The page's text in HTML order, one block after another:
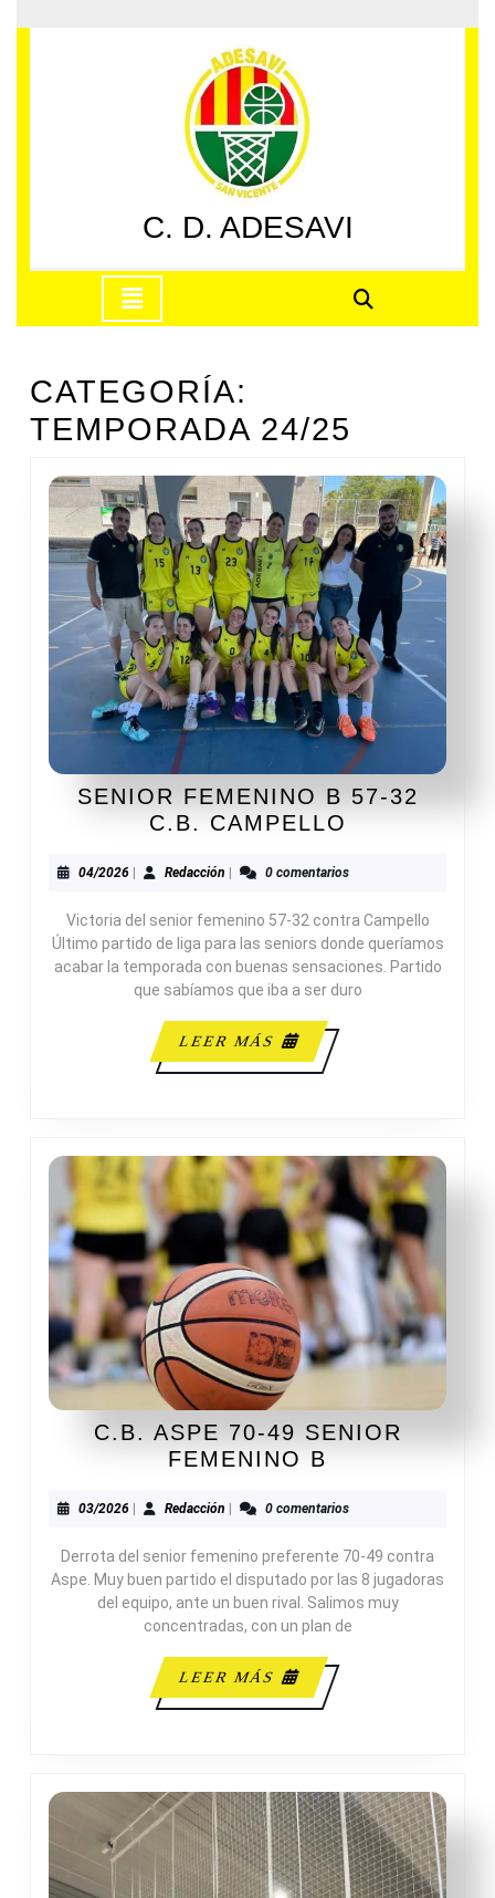
al
C. D. ADESAVI
apertura
CATEGORÍA:
TEMPORADA 24/25
SENIOR FEMENINO B 57-32
C.B. CAMPELLO
B
32
C.B.
CAMPELLO
04/202604/2026RedacciónRedacción0 comentarios
Victoria del senior femenino 57-32 contra Campello
Último partido de liga para las seniors donde queríamos
acabar la temporada con buenas sensaciones. Partido
que sabíamos que iba a ser duro
LEER MÁS
LEER
MÁS
C.B. ASPE 70-49 SENIOR
FEMENINO B
70-
SENIOR
FEMENINO
B
03/202603/2026
| RedacciónRedacción
| 0 comentarios
Derrota del senior femenino preferente 70-49 contra
Aspe. Muy buen partido el disputado por las 8 jugadoras
del equipo, ante un buen rival. Salimos muy
concentradas, con un plan de
LEER MÁS
LEER
MÁS